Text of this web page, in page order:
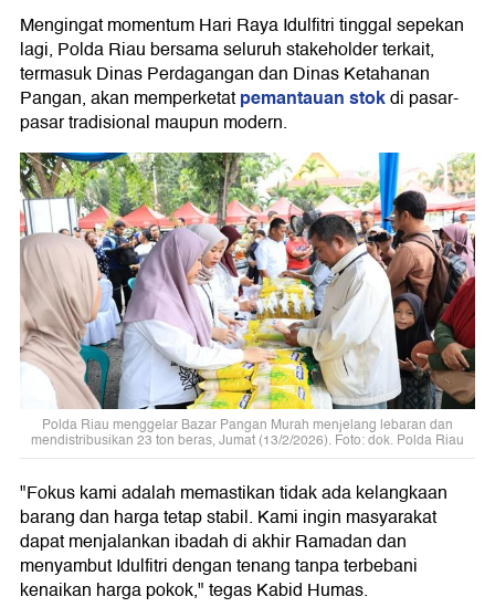
Mengingat momentum Hari Raya Idulfitri tinggal sepekan
lagi, Polda Riau bersama seluruh stakeholder terkait,
termasuk Dinas Perdagangan dan Dinas Ketahanan
Pangan, akan memperketatpemantauan stokdi pasar-
pasar tradisional maupun modern.
Polda Riau menggelar Bazar Pangan Murah menjelang lebaran dan
mendistribusikan 23 ton beras, Jumat (13/2/2026). Foto: dok. Polda Riau
"Fokus kami adalah memastikan tidak ada kelangkaan
barang dan harga tetap stabil. Kami ingin masyarakat
dapat menjalankan ibadah di akhir Ramadan dan
menyambut Idulfitri dengan tenang tanpa terbebani
kenaikan harga pokok," tegas Kabid Humas.